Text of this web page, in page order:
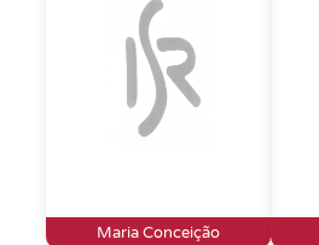
Maria Conceição